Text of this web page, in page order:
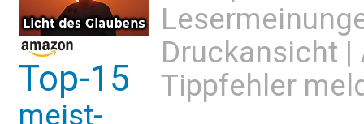
Top-15
meist-
Druckansicht |
Tippfehler